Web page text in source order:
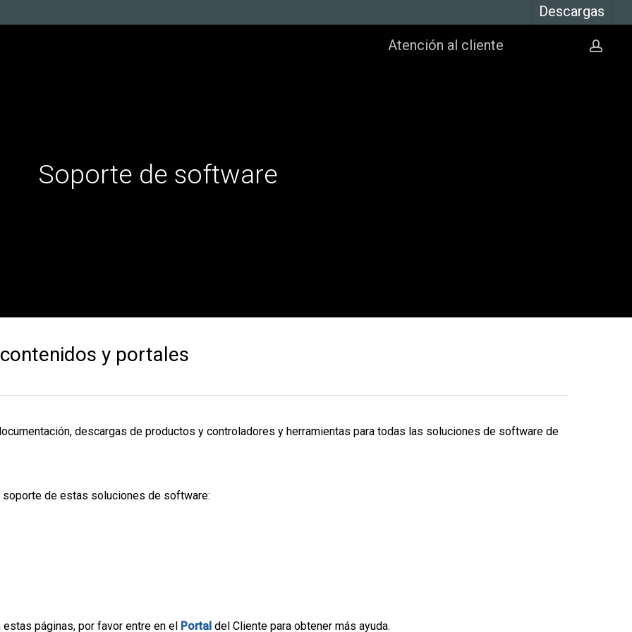
Descargas
Atención al cliente
Soporte de software
y portales
descargas de productos y controladores y herramientas para todas las soluciones de software de
de estas soluciones de software:
páginas, por favor entre en el Portal del Cliente para obtener más ayuda.